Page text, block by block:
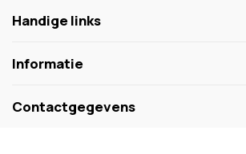
Handige links
Informatie
Contactgegevens